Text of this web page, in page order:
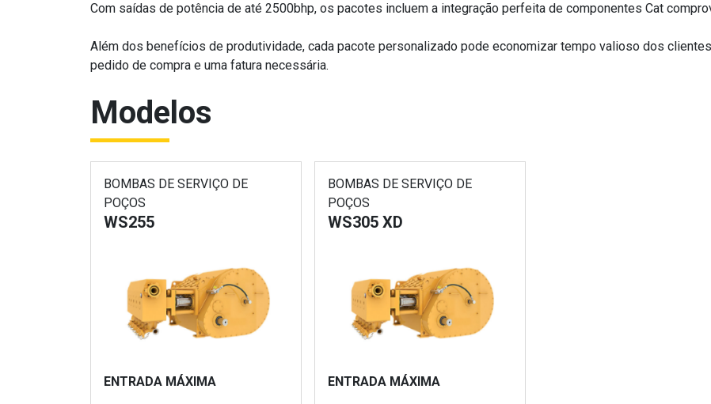
Com saídas de potência de até 2500bhp, os pacotes incluem a integração perfeita de componentes Cat
Além dos benefícios de produtividade, cada pacote personalizado pode economizar tempo valioso dos
pedido de compra e uma fatura necessária.
Modelos
BOMBAS DE SERVIÇO DE
POÇOS
WS255
ENTRADA MÁXIMA
BOMBAS DE SERVIÇO DE
POÇOS
WS305 XD
ENTRADA MÁXIMA